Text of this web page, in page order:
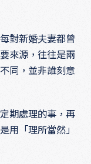
對新婚夫妻都曾
來源，往往是兩
同，並非誰刻意
期處理的事，再
用「理所當然」